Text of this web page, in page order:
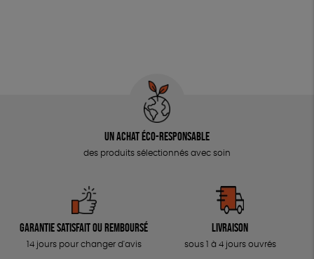
Un achat éco-responsable
des produits sélectionnés avec soin
Garantie satisfait ou remboursé
14 jours pour changer d'avis
Livraison
sous 1 à 4 jours ouvrés